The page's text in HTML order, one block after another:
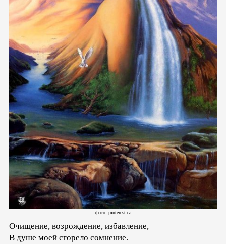
фото: pinterest.ca
Очищение, возрождение, избавление,
В душе моей сгорело сомнение.